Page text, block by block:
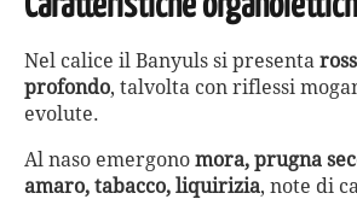
Nel calice il Banyuls si presenta
profondo, talvolta con riflessi
evolute.
Al naso emergono mora, prugna
amaro, tabacco, liquirizia, note di